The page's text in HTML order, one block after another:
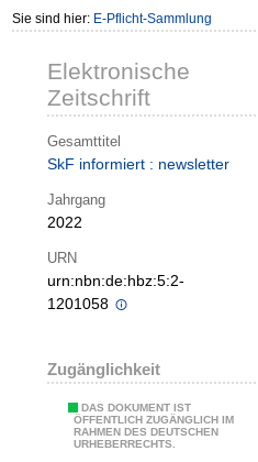
Sie sind hier: E-Pflicht-Sammlung
Elektronische
Zeitschrift
Gesamttitel
SkF informiert : newsletter
Jahrgang
2022
URN
urn:nbn:de:hbz:5:2-
1201058
Zugänglichkeit
DAS DOKUMENT IST
ÖFFENTLICH ZUGÄNGLICH IM
RAHMEN DES DEUTSCHEN
URHEBERRECHTS.